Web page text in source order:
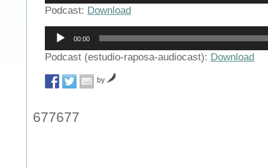
áudio
Podcast: Download
Reprodutor
áudio
00:00
Podcast (estudio-raposa-audiocast): Download
by
677677